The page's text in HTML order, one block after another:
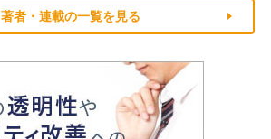
著者・連載の一覧を見る